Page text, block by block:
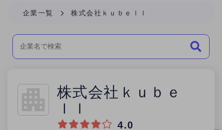
企業一覧 株式会社ｋｕｂｅｌｌ
株式会社ｋｕｂｅ
ｌｌ
4.0